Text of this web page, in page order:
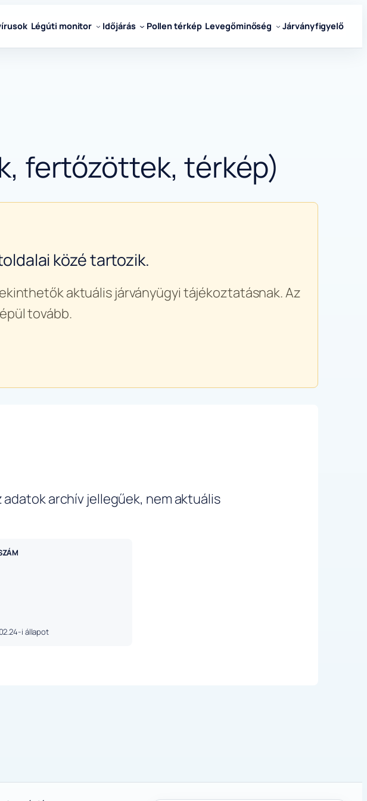
Légúti monitor Időjárás Pollen térkép Levegőminőség Járványfigyelő
fertőzöttek, térkép)
közé tartozik.
aktuális járványügyi tájékoztatásnak. Az
tovább.
archív jellegűek, nem aktuális
i állapot